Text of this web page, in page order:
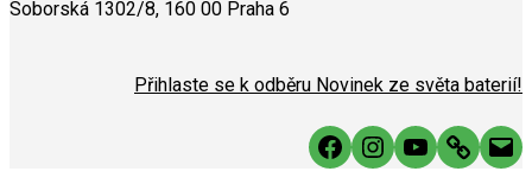
Soborská 1302/8, 160 00 Praha 6
Přihlaste se k odběru Novinek ze světa baterií!
Facebook
Instagram
YouTube
Link